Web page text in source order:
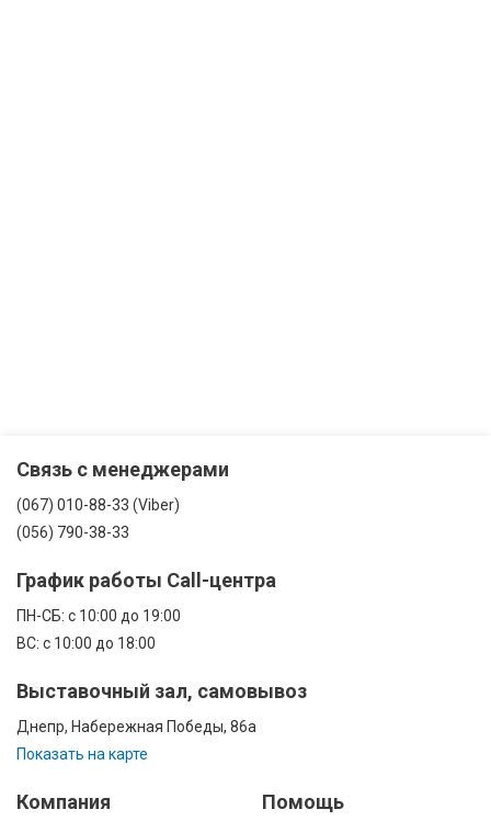
Связь с менеджерами
(067) 010-88-33 (Viber)
(056) 790-38-33
График работы Call-центра
ПН-CБ: с 10:00 до 19:00
ВС: с 10:00 до 18:00
Выставочный зал, самовывоз
Днепр, Набережная Победы, 86а
Показать на карте
Компания Помощь